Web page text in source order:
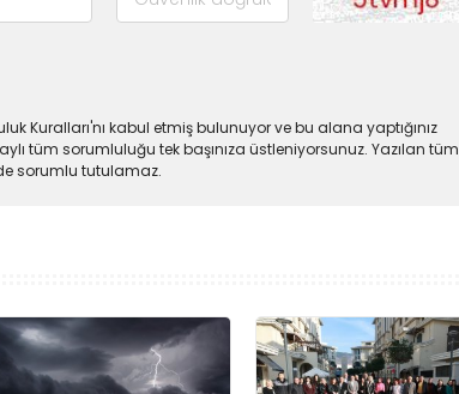
Kuralları'nı kabul etmiş bulunuyor ve bu alana yaptığınız
tüm sorumluluğu tek başınıza üstleniyorsunuz. Yazılan tüm
sorumlu tutulamaz.